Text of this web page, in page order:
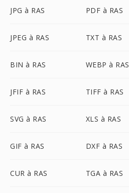
JPG à RAS PDF à RAS
JPEG à RAS TXT à RAS
BIN à RAS WEBP à RAS
JFIF à RAS TIFF à RAS
SVG à RAS XLS à RAS
GIF à RAS DXF à RAS
CUR à RAS TGA à RAS